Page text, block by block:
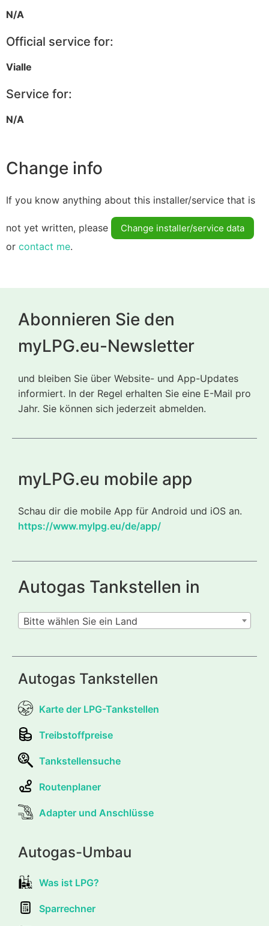
N/A
Official service for:
Vialle
Service for:
N/A
Change info
If you know anything about this installer/service that is
not yet written, please Change installer/service data
or contact me.
Abonnieren Sie den
myLPG.eu-Newsletter
und bleiben Sie über Website- und App-Updates
informiert. In der Regel erhalten Sie eine E-Mail pro
Jahr. Sie können sich jederzeit abmelden.
myLPG.eu mobile app
Schau dir die mobile App für Android und iOS an.
https://www.mylpg.eu/de/app/
Autogas Tankstellen in
Bitte wählen Sie ein Land
Autogas Tankstellen
Karte der LPG-Tankstellen
Treibstoffpreise
Tankstellensuche
Routenplaner
Adapter und Anschlüsse
Autogas-Umbau
Was ist LPG?
Sparrechner